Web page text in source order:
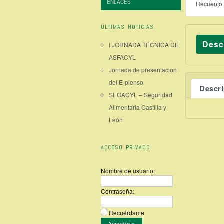
ENLACES
ÚLTIMAS NOTICIAS
I JORNADA TÉCNICA DE
ASFACYL
Jornada de presentacion
del E-pienso
SEGACYL – Seguridad
Alimentaria Castilla y
León
ACCESO PRIVADO
Nombre de usuario:
Contraseña:
Recuérdame